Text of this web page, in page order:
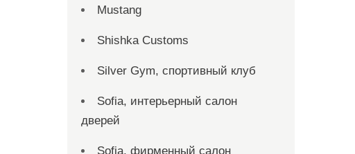
Mustang
Shishka Customs
Silver Gym, спортивный клуб
Sofia, интерьерный салон
дверей
Sofia, фирменный салон